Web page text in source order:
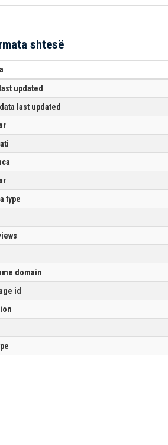
shtesë
updated
last updated
type
domain
id